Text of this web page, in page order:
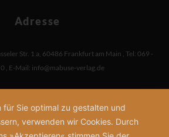
Adresse
Str. 1 a 60486 Frankfurt am Main Tel: 069 -
E-Mail: info@mabuse-verlag.de
für Sie optimal zu gestalten und
verwenden wir Cookies. Durch